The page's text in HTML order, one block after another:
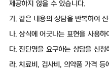
제공하지 않을 수 있습니다.
가. 같은 내용의 상담을 반복하여
나. 상식에 어긋나는 표현을 사용
다. 진단명을 요구하는 상담을 신청
라. 치료비, 검사비, 의약품 가격 등